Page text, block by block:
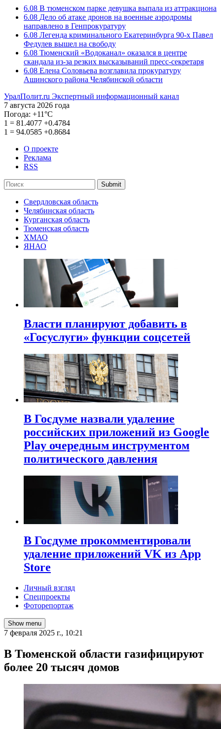
6.08 В тюменском парке девушка выпала из аттракциона
6.08 Дело об атаке дронов на военные аэродромы
направлено в Генпрокуратуру
6.08 Легенда криминального Екатеринбурга 90-х Павел
Федулев вышел на свободу
6.08 Тюменский «Водоканал» оказался в центре
скандала из-за резких высказываний пресс-секретаря
6.08 Елена Соловьева возглавила прокуратуру
Ашинского района Челябинской области
УралПолит.ru Экспертный информационный канал
7 августа 2026 года
Погода: +11°С
1 = 81.4077 +0.4784
1 = 94.0585 +0.8684
О проекте
Реклама
RSS
Submit
Свердловская область
Челябинская область
Курганская область
Тюменская область
ХМАО
ЯНАО
Власти планируют добавить в
«Госуслуги» функции соцсетей
В Госдуме назвали удаление
российских приложений из Google
Play очередным инструментом
политического давления
В Госдуме прокомментировали
удаление приложений VK из App
Store
Личный взгляд
Спецпроекты
Фоторепортаж
Show menu
7 февраля 2025 г., 10:21
В Тюменской области газифицируют
более 20 тысяч домов